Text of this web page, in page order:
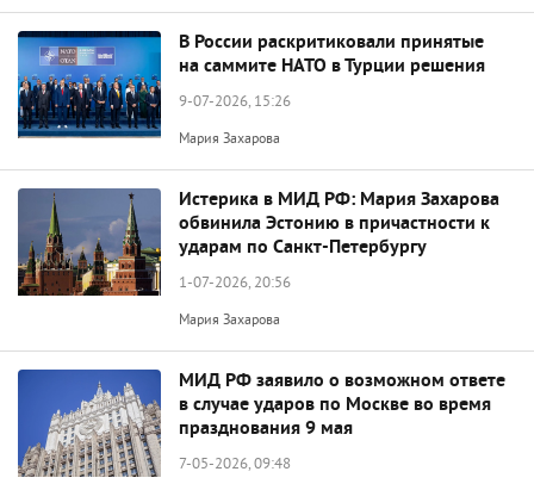
В России раскритиковали принятые
на саммите НАТО в Турции решения
9-07-2026, 15:26
Мария Захарова
Истерика в МИД РФ: Мария Захарова
обвинила Эстонию в причастности к
ударам по Санкт-Петербургу
1-07-2026, 20:56
Мария Захарова
МИД РФ заявило о возможном ответе
в случае ударов по Москве во время
празднования 9 мая
7-05-2026, 09:48